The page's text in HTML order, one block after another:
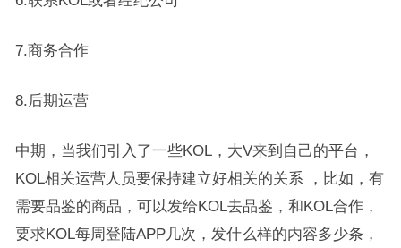
7.商务合作
8.后期运营
中期，当我们引入了一些KOL，大V来到自己的平台，
KOL相关运营人员要保持建立好相关的关系 ，比如，有
需要品鉴的商品，可以发给KOL去品鉴，和KOL合作，
要求KOL每周登陆APP几次，发什么样的内容多少条，